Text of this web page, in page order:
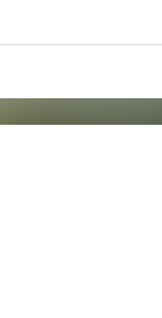
bedeutet,
für eine
wie
Wurzeln und
wirksamen